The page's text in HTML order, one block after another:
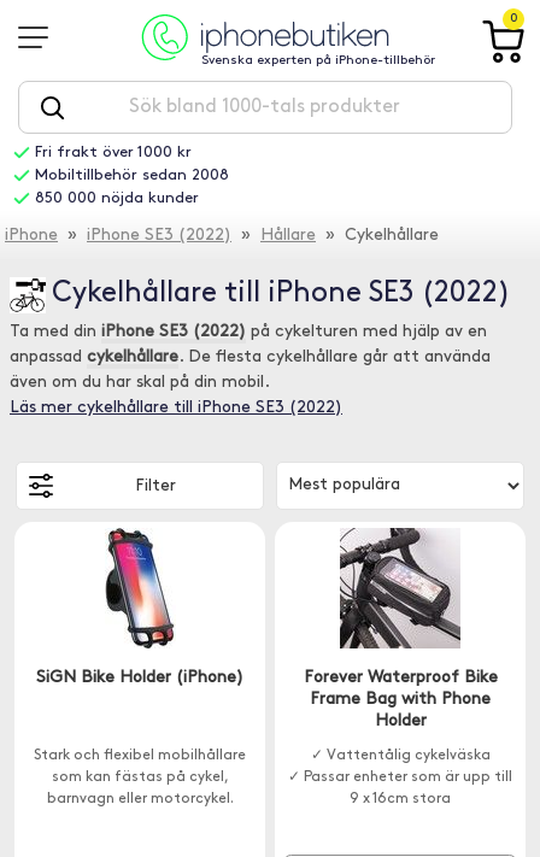
Svenska experten på iPhone-tillbehör
0
Fri frakt över 1000 kr
Mobiltillbehör sedan 2008
850 000 nöjda kunder
iPhone » iPhone SE3 (2022) » Hållare » Cykelhållare
Cykelhållare till iPhone SE3 (2022)
Ta med din iPhone SE3 (2022) på cykelturen med hjälp av en
anpassad cykelhållare. De flesta cykelhållare går att använda
även om du har skal på din mobil.
Läs mer cykelhållare till iPhone SE3 (2022)
Filter
SiGN Bike Holder (iPhone)
Stark och flexibel mobilhållare
som kan fästas på cykel,
barnvagn eller motorcykel.
Forever Waterproof Bike
Frame Bag with Phone
Holder
✓ Vattentålig cykelväska
✓ Passar enheter som är upp till
9 x 16cm stora